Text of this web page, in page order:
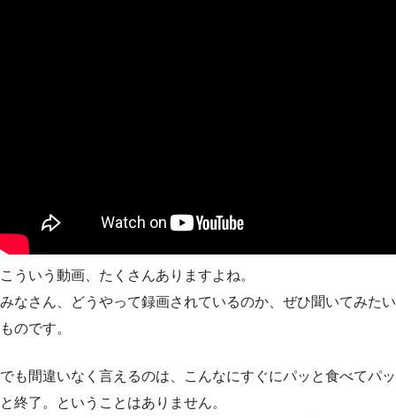
こういう動画、たくさんありますよね。
みなさん、どうやって録画されているのか、ぜひ聞いてみたい
ものです。
でも間違いなく言えるのは、こんなにすぐにパッと食べてパッ
と終了。ということはありません。